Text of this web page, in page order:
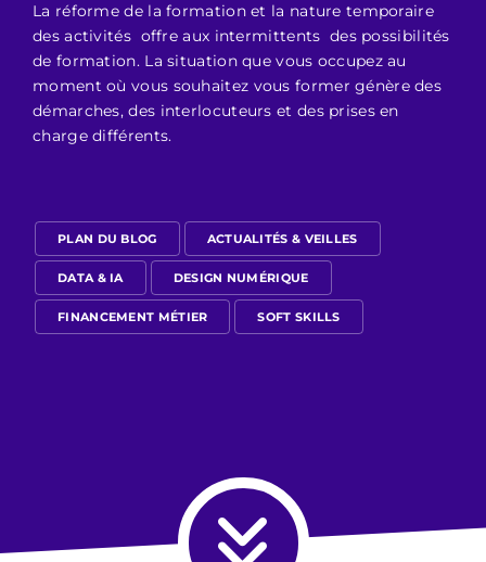
La réforme de la formation et la nature temporaire
des activités offre aux intermittents des possibilités
de formation. La situation que vous occupez au
moment où vous souhaitez vous former génère des
démarches, des interlocuteurs et des prises en
charge différents.
PLAN DU BLOG ACTUALITÉS & VEILLES
DATA & IA DESIGN NUMÉRIQUE
FINANCEMENT MÉTIER SOFT SKILLS